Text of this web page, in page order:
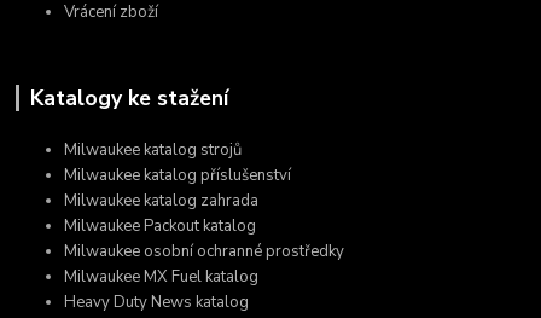
Vrácení zboží
Katalogy ke stažení
Milwaukee katalog strojů
Milwaukee katalog příslušenství
Milwaukee katalog zahrada
Milwaukee Packout katalog
Milwaukee osobní ochranné prostředky
Milwaukee MX Fuel katalog
Heavy Duty News katalog